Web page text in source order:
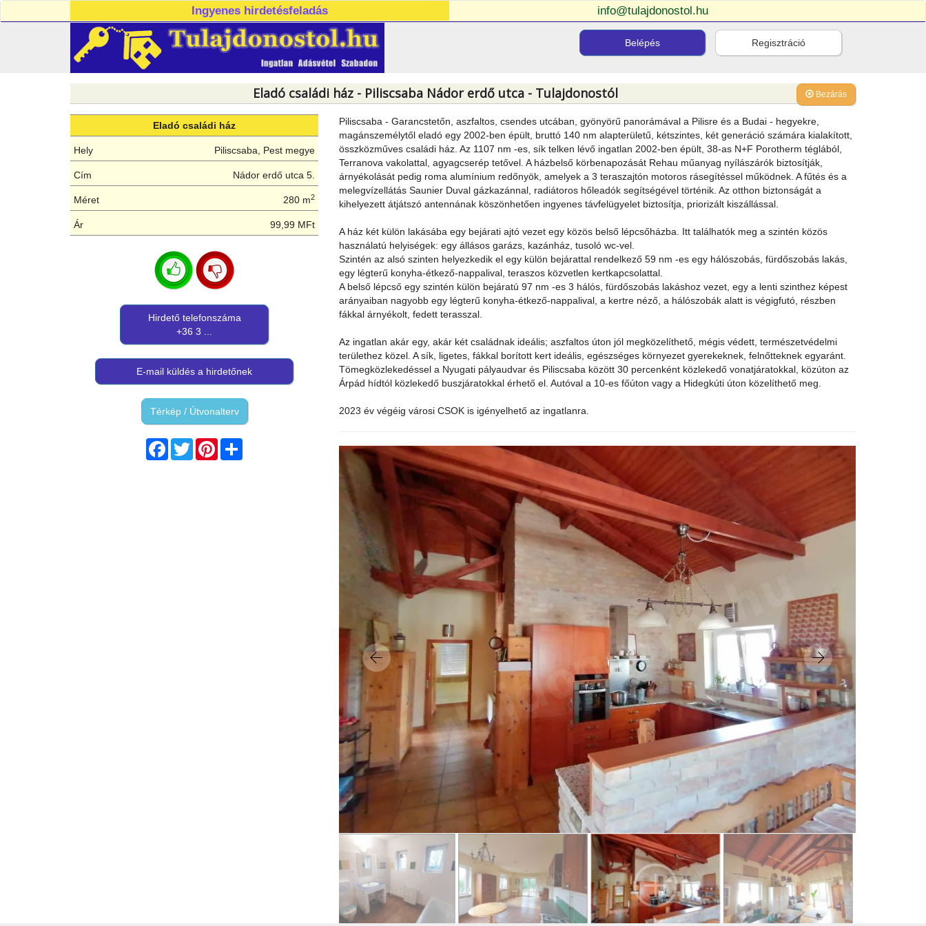
Ingyenes hirdetésfeladás info@tulajdonostol.hu
Belépés Regisztráció
Bezárás
Eladó családi ház - Piliscsaba Nádor erdő utca - Tulajdonostól
Eladó családi ház
Hely Piliscsaba, Pest megye
Cím Nádor erdő utca 5.
Méret 280 m2
Ár 99,99 MFt
Hirdető telefonszáma
+36 3 ...
E-mail küldés a hirdetőnek
Térkép / Útvonalterv
Facebook
TwitterPinterest
Piliscsaba - Garancstetőn, aszfaltos, csendes utcában, gyönyörű panorámával a Pilisre és a Budai - hegyekre,
magánszemélytől eladó egy 2002-ben épült, bruttó 140 nm alapterületű, kétszintes, két generáció számára kialakított,
összközműves családi ház. Az 1107 nm -es, sík telken lévő ingatlan 2002-ben épült, 38-as N+F Porotherm téglából,
Terranova vakolattal, agyagcserép tetővel. A házbelső körbenapozását Rehau műanyag nyílászárók biztosítják,
árnyékolását pedig roma alumínium redőnyök, amelyek a 3 teraszajtón motoros rásegítéssel működnek. A fűtés és a
melegvízellátás Saunier Duval gázkazánnal, radiátoros hőleadók segítségével történik. Az otthon biztonságát a
kihelyezett átjátszó antennának köszönhetően ingyenes távfelügyelet biztosítja, priorizált kiszállással.
A ház két külön lakásába egy bejárati ajtó vezet egy közös belső lépcsőházba. Itt találhatók meg a szintén közös
használatú helyiségek: egy állásos garázs, kazánház, tusoló wc-vel.
Szintén az alsó szinten helyezkedik el egy külön bejárattal rendelkező 59 nm -es egy hálószobás, fürdőszobás lakás,
egy légterű konyha-étkező-nappalival, teraszos közvetlen kertkapcsolattal.
A belső lépcső egy szintén külön bejáratú 97 nm -es 3 hálós, fürdőszobás lakáshoz vezet, egy a lenti szinthez képest
arányaiban nagyobb egy légterű konyha-étkező-nappalival, a kertre néző, a hálószobák alatt is végigfutó, részben
fákkal árnyékolt, fedett terasszal.
Az ingatlan akár egy, akár két családnak ideális; aszfaltos úton jól megközelíthető, mégis védett, természetvédelmi
területhez közel. A sík, ligetes, fákkal borított kert ideális, egészséges környezet gyerekeknek, felnőtteknek egyaránt.
Tömegközlekedéssel a Nyugati pályaudvar és Piliscsaba között 30 percenként közlekedő vonatjáratokkal, közúton az
Árpád hídtól közlekedő buszjáratokkal érhető el. Autóval a 10-es főúton vagy a Hidegkúti úton közelíthető meg.
2023 év végéig városi CSOK is igényelhető az ingatlanra.